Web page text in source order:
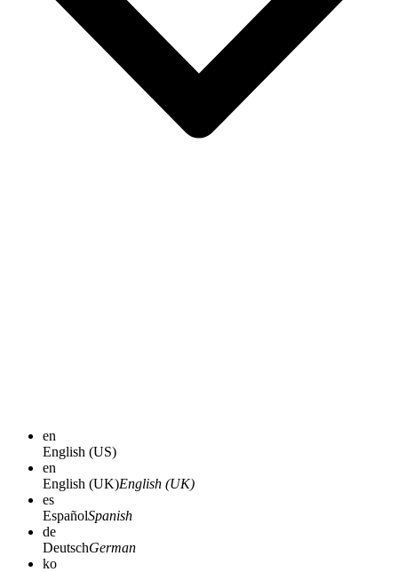
en
English (US)
en
English (UK)English (UK)
es
EspañolSpanish
de
DeutschGerman
ko